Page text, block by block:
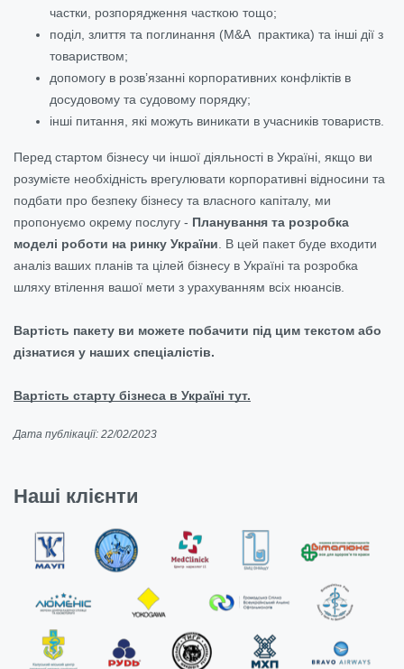
частки, розпорядження часткою тощо;
поділ, злиття та поглинання (M&A практика) та інші дії з
товариством;
допомогу в розв’язанні корпоративних конфліктів в
досудовому та судовому порядку;
інші питання, які можуть виникати в учасників товариств.
Перед стартом бізнесу чи іншої діяльності в Україні, якщо ви
розумієте необхідність врегулювати корпоративні відносини та
подбати про безпеку бізнесу та власного капіталу, ми
пропонуємо окрему послугу - Планування та розробка
моделі роботи на ринку України . В цей пакет буде входити
аналіз ваших планів та цілей бізнесу в Україні та розробка
шляху втілення вашої мети з урахуванням всіх нюансів.
Вартість пакету ви можете побачити під цим текстом або
дізнатися у наших спеціалістів.
Вартість старту бізнеса в Україні тут.
Дата публікації: 22/02/2023
Наші клієнти